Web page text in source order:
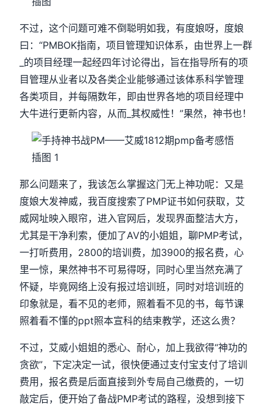
不过，这个问题可难不倒聪明如我，有度娘呀，度娘
曰：“PMBOK指南，项目管理知识体系，由世界上一群
_的项目经理一起经四年讨论得出，旨在指导所有的项
目管理从业者以及各类企业能够通过该体系科学管理
各类项目，并每隔数年，即由世界各地的项目经理中
大牛进行更新内容，从而_其权威性！”果然，神书也！
那么问题来了，我该怎么掌握这门无上神功呢：又是
度娘大发神威，我百度搜索了PMP证书如何获取，艾
威网址映入眼帘，进入官网后，发现界面整洁大方，
尤其是干净利索，便加了AV的小姐姐，聊PMP考试，
一打听费用，2800的培训费，加3900的报名费，心
里一惊，果然神书不可易得呀，同时心里当然充满了
怀疑，毕竟网络上没有报过培训班，同时对培训班的
印象就是，看不见的老师，照着看不见的书，每节课
照着看不懂的ppt照本宣科的结束教学，还这么贵？
不过，艾威小姐姐的悉心、耐心，加上我欲得“神功的
贪欲”，下定决定一试，很快便通过支付宝支付了培训
费用，报名费是后面直接到外专局自己缴费的，一切
敲定后，便开始了备战PMP考试的路程，没想到接下